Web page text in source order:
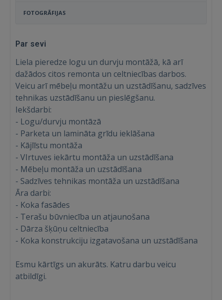
Ienākt
FOTOGRĀFIJAS
Par sevi
Liela pieredze logu un durvju montāžā, kā arī
dažādos citos remonta un celtniecības darbos.
Veicu arī mēbeļu montāžu un uzstādīšanu, sadzīves
tehnikas uzstādīšanu un pieslēgšanu.
Iekšdarbi:
- Logu/durvju montāzā
- Parketa un lamināta grīdu ieklāšana
- Kājlīstu montāža
- VIrtuves iekārtu montāža un uzstādīšana
- Mēbeļu montāža un uzstādīšana
- Sadzīves tehnikas montāža un uzstādīšana
Āra darbi:
- Koka fasādes
- Terašu būvniecība un atjaunošana
- Dārza šķūņu celtniecība
- Koka konstrukciju izgatavošana un uzstādīšana
Esmu kārtīgs un akurāts. Katru darbu veicu
atbildīgi.